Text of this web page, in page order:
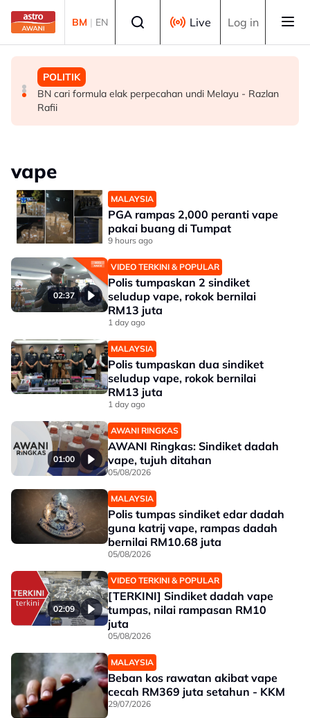
Skip to main content
BM | EN Live Log in
MALAYSIA
TH teliti memorandum NGO, terus laksana baki syor RCI
BISNES
Ringgit ditutup rendah berbanding dolar AS menjelang
pengumuman data pasaran buruh AS
POLITIK
BN cari formula elak perpecahan undi Melayu - Razlan
Rafii
vape
MALAYSIA
PGA rampas 2,000 peranti vape
pakai buang di Tumpat
9 hours ago
02:37
VIDEO TERKINI & POPULAR
Polis tumpaskan 2 sindiket
seludup vape, rokok bernilai
RM13 juta
1 day ago
MALAYSIA
Polis tumpaskan dua sindiket
seludup vape, rokok bernilai
RM13 juta
1 day ago
01:00
AWANI RINGKAS
AWANI Ringkas: Sindiket dadah
vape, tujuh ditahan
05/08/2026
MALAYSIA
Polis tumpas sindiket edar dadah
guna katrij vape, rampas dadah
bernilai RM10.68 juta
05/08/2026
02:09
VIDEO TERKINI & POPULAR
[TERKINI] Sindiket dadah vape
tumpas, nilai rampasan RM10
juta
05/08/2026
MALAYSIA
Beban kos rawatan akibat vape
cecah RM369 juta setahun - KKM
29/07/2026